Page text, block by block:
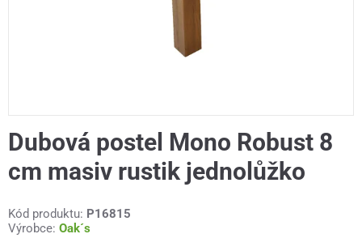
Dubová postel Mono Robust 8
cm masiv rustik jednolůžko
Kód produktu: P16815
Výrobce: Oak´s